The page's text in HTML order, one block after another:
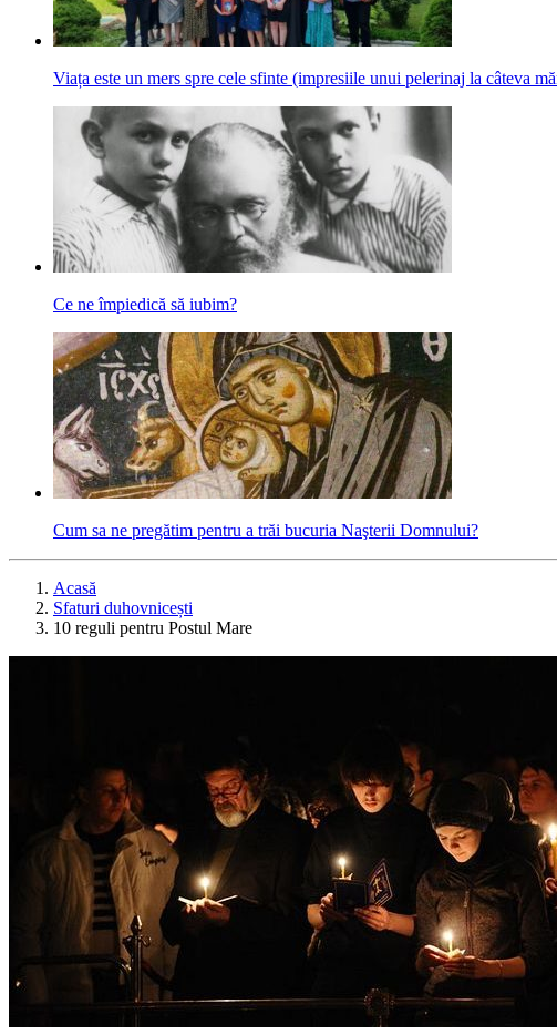
Viața este un mers spre cele sfinte (impresiile unui pelerinaj la câteva
Ce ne împiedică să iubim?
Cum sa ne pregătim pentru a trăi bucuria Naşterii Domnului?
Acasă
Sfaturi duhovnicești
10 reguli pentru Postul Mare